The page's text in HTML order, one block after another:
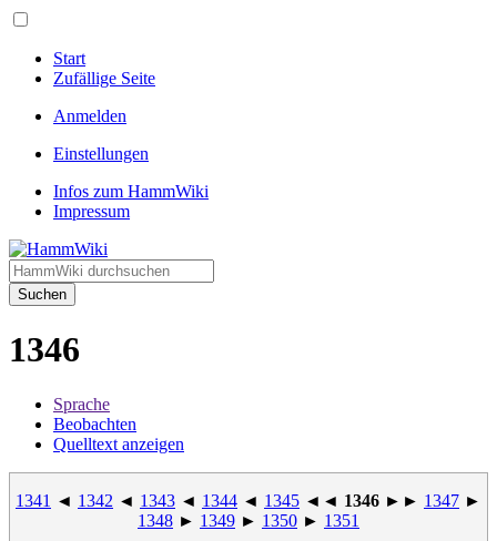
Start
Zufällige Seite
Anmelden
Einstellungen
Infos zum HammWiki
Impressum
Suchen
1346
Sprache
Beobachten
Quelltext anzeigen
1341 ◄ 1342 ◄ 1343 ◄ 1344 ◄ 1345 ◄◄ 1346 ►► 1347 ►
1348 ► 1349 ► 1350 ► 1351